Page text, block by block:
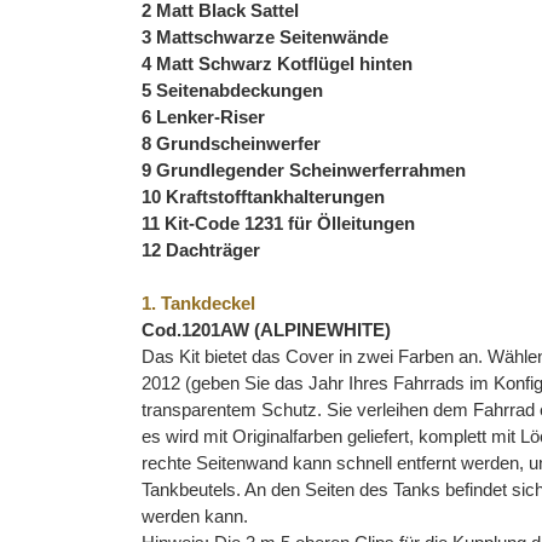
2 Matt Black Sattel
3 Mattschwarze Seitenwände
4 Matt Schwarz Kotflügel hinten
5 Seitenabdeckungen
6 Lenker-Riser
8 Grundscheinwerfer
9 Grundlegender Scheinwerferrahmen
10 Kraftstofftankhalterungen
11 Kit-Code 1231 für Ölleitungen
12 Dachträger
1. Tankdeckel
Cod.1201AW (ALPINEWHITE)
Das Kit bietet das Cover in zwei Farben an.
2012 (geben Sie das Jahr Ihres Fahrrads im
transparentem Schutz. Sie verleihen dem
es wird mit Originalfarben geliefert, komplett mit
rechte Seitenwand kann schnell entfernt werden,
Tankbeutels. An den Seiten des Tanks befindet
werden kann.